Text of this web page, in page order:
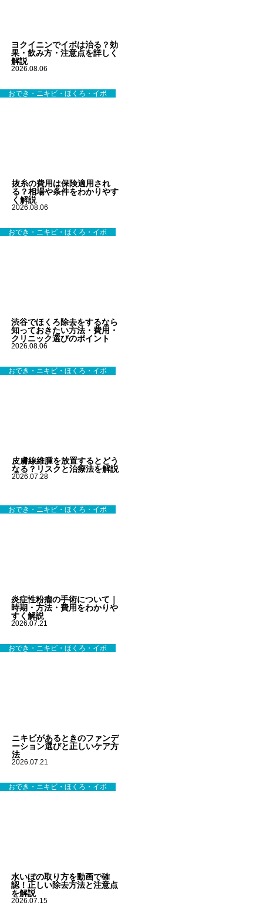
ヨクイニンでイボは治る？効
果・飲み方・注意点を詳しく
解説
2026.08.06
おでき・ニキビ・ほくろ・イボ
抜糸の費用は保険適用され
る？相場や条件をわかりやす
く解説
2026.08.06
おでき・ニキビ・ほくろ・イボ
渋谷でほくろ除去をするなら
知っておきたい方法・費用・
クリニック選びのポイント
2026.08.06
おでき・ニキビ・ほくろ・イボ
皮膚線維腫を放置するとどう
なる？リスクと治療法を解説
2026.07.28
おでき・ニキビ・ほくろ・イボ
炎症性粉瘤の手術について｜
時期・方法・費用をわかりや
すく解説
2026.07.21
おでき・ニキビ・ほくろ・イボ
ニキビがあるときのファンデ
ーション選びと正しいケア方
法
2026.07.21
おでき・ニキビ・ほくろ・イボ
水いぼの取り方を動画で確
認！正しい除去方法と注意点
を解説
2026.07.15